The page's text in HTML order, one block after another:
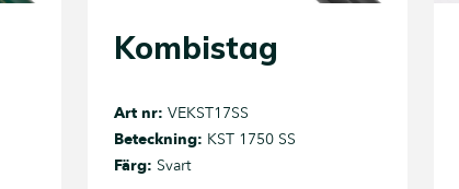
Kombistag
Art nr: VEKST17SS
Beteckning: KST 1750 SS
Färg: Svart